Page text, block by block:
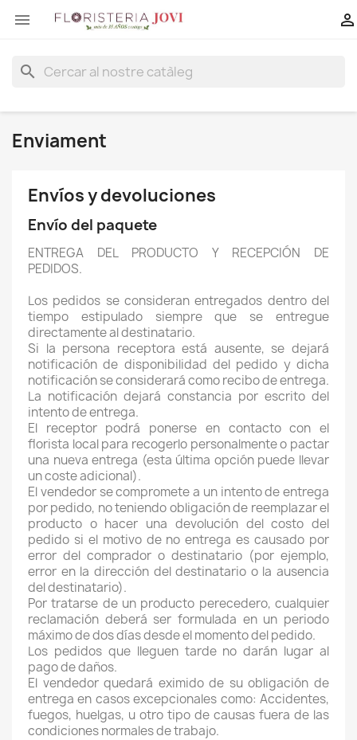
 
search
Enviament
Envíos y devoluciones
Envío del paquete
ENTREGA DEL PRODUCTO Y RECEPCIÓN DE
PEDIDOS.
Los pedidos se consideran entregados dentro del
tiempo estipulado siempre que se entregue
directamente al destinatario.
Si la persona receptora está ausente, se dejará
notificación de disponibilidad del pedido y dicha
notificación se considerará como recibo de entrega.
La notificación dejará constancia por escrito del
intento de entrega.
El receptor podrá ponerse en contacto con el
florista local para recogerlo personalmente o pactar
una nueva entrega (esta última opción puede llevar
un coste adicional).
El vendedor se compromete a un intento de entrega
por pedido, no teniendo obligación de reemplazar el
producto o hacer una devolución del costo del
pedido si el motivo de no entrega es causado por
error del comprador o destinatario (por ejemplo,
error en la dirección del destinatario o la ausencia
del destinatario).
Por tratarse de un producto perecedero, cualquier
reclamación deberá ser formulada en un periodo
máximo de dos días desde el momento del pedido.
Los pedidos que lleguen tarde no darán lugar al
pago de daños.
El vendedor quedará eximido de su obligación de
entrega en casos excepcionales como: Accidentes,
fuegos, huelgas, u otro tipo de causas fuera de las
condiciones normales de trabajo.